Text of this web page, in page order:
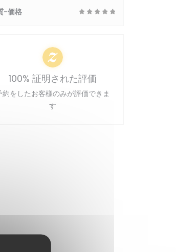
-価格
100% 証明された評価
約をしたお客様のみが評価できま
す